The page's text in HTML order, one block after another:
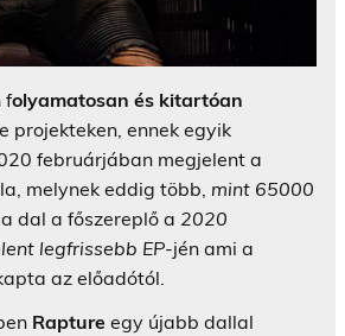
folyamatosan és kitartóan
projekteken, ennek egyik
februárjában megjelent a
melynek eddig több, mint 65000
a dal a főszereplő a 2020
legfrissebb EP-jén ami a
az előadótól.
Rapture egy újabb dallal